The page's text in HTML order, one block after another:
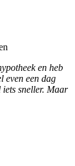
en heb
even een dag
sneller. Maar